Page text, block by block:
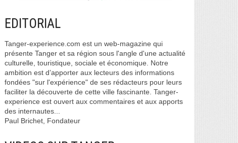
EDITORIAL
Tanger-experience.com est un web-magazine qui
présente Tanger et sa région sous l'angle d'une actualité
culturelle, touristique, sociale et économique. Notre
ambition est d’apporter aux lecteurs des informations
fondées "sur l'expérience" de ses rédacteurs pour leurs
faciliter la découverte de cette ville fascinante. Tanger-
experience est ouvert aux commentaires et aux apports
des internautes...
Paul Brichet, Fondateur